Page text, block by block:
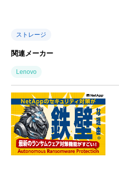
ストレージ
関連メーカー
Lenovo